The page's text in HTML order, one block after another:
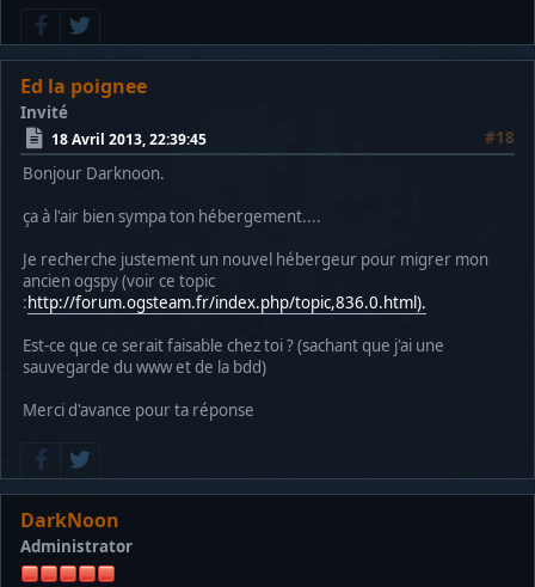
Ed la poignee
Invité
18 Avril 2013, 22:39:45
#18
Bonjour Darknoon.
ça à l'air bien sympa ton hébergement....
Je recherche justement un nouvel hébergeur pour migrer mon
ancien ogspy (voir ce topic
:http://forum.ogsteam.fr/index.php/topic,836.0.html).
Est-ce que ce serait faisable chez toi ? (sachant que j'ai une
sauvegarde du www et de la bdd)
Merci d'avance pour ta réponse
DarkNoon
Administrator